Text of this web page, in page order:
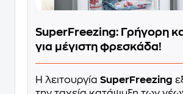
SuperFreezing: Γρήγορη
για μέγιστη φρεσκάδα!
Η λειτουργία SuperFreezing